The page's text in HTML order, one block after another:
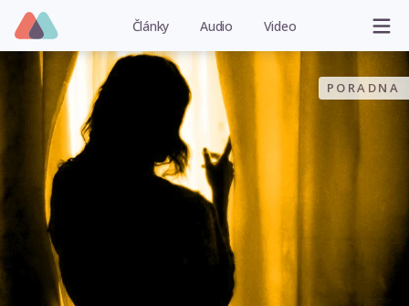
Články Audio Video
PORADNA